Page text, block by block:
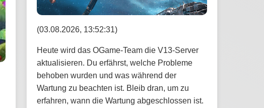
(03.08.2026, 13:52:31)
Heute wird das OGame-Team die V13-Server
aktualisieren. Du erfährst, welche Probleme
behoben wurden und was während der
Wartung zu beachten ist. Bleib dran, um zu
erfahren, wann die Wartung abgeschlossen ist.